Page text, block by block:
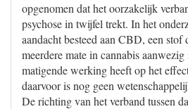
opgenomen dat het oorzakelijk
psychose in twijfel trekt. In het
aandacht besteed aan CBD, een
meerdere mate in cannabis
matigende werking heeft op het
daarvoor is nog geen
De richting van het verband tussen